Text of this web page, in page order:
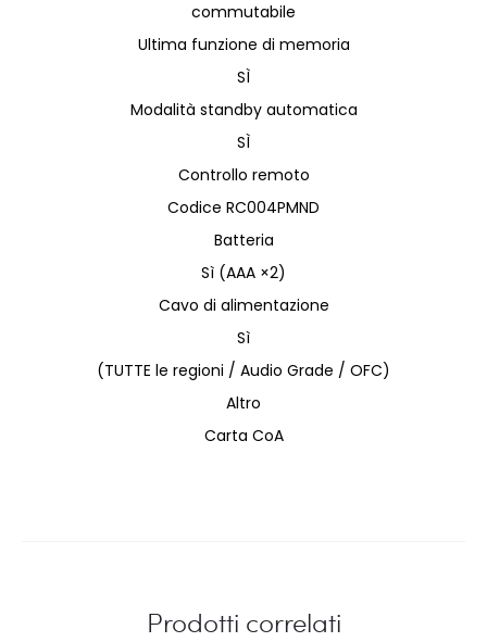
commutabile
Ultima funzione di memoria
SÌ
Modalità standby automatica
SÌ
Controllo remoto
Codice RC004PMND
Batteria
Sì (AAA ×2)
Cavo di alimentazione
Sì
(TUTTE le regioni / Audio Grade / OFC)
Altro
Carta CoA
Prodotti correlati